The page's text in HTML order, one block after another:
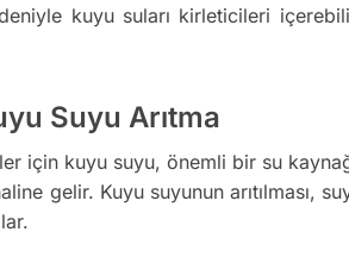
kuyu suları kirleticileri
Suyu Arıtma
için kuyu suyu, önemli bir su
gelir. Kuyu suyunun